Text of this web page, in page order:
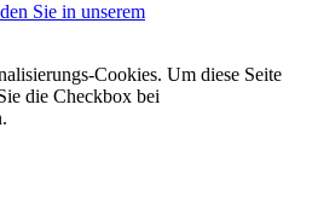
Sie in unserem
Cookies. Um diese Seite
die Checkbox bei